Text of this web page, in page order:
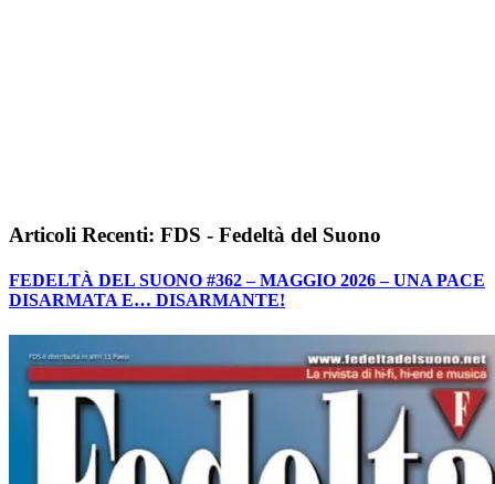
Articoli Recenti: FDS - Fedeltà del Suono
FEDELTÀ DEL SUONO #362 – MAGGIO 2026 – UNA PACE
DISARMATA E… DISARMANTE!